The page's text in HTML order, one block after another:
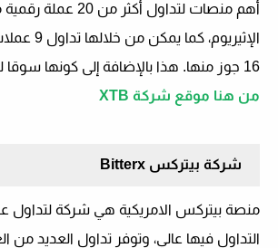
أهم منصات لتداول أكثر
الإثيريوم،
16 جوز منها. هذا بالإضافة إلى كونها سوقا للفوركس و
من هنا موقع شركة XTB
شركة بيتركس Bitterx
منصة بيتركس الامريكية هي شركة لتداول
التداول فيها عالي، وتوفر تداول العديد من